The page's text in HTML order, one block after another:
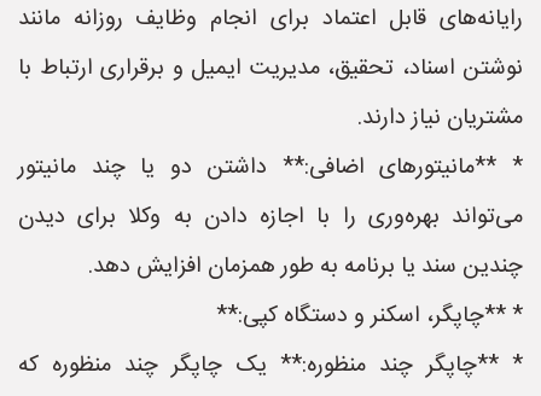
رایانه‌های قابل اعتماد برای انجام وظایف روزانه مانند
نوشتن اسناد، تحقیق، مدیریت ایمیل و برقراری ارتباط با
مشتریان نیاز دارند.
* **مانیتورهای اضافی:** داشتن دو یا چند مانیتور
می‌تواند بهره‌وری را با اجازه دادن به وکلا برای دیدن
چندین سند یا برنامه به طور همزمان افزایش دهد.
* **چاپگر، اسکنر و دستگاه کپی:**
* **چاپگر چند منظوره:** یک چاپگر چند منظوره که